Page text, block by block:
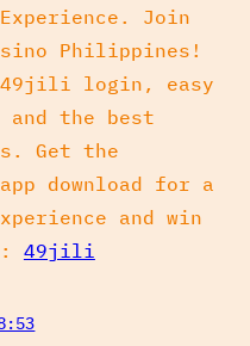
Join
Philippines!
49jili login, easy
the best
Get the
download for a
and win
49jili